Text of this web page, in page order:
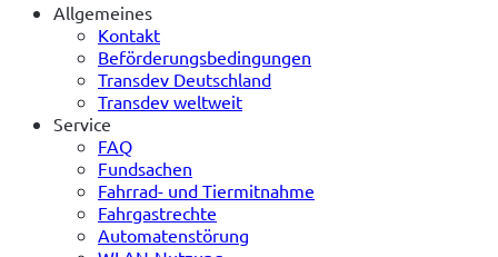
Allgemeines
Kontakt
Beförderungsbedingungen
Transdev Deutschland
Transdev weltweit
Service
FAQ
Fundsachen
Fahrrad- und Tiermitnahme
Fahrgastrechte
Automatenstörung